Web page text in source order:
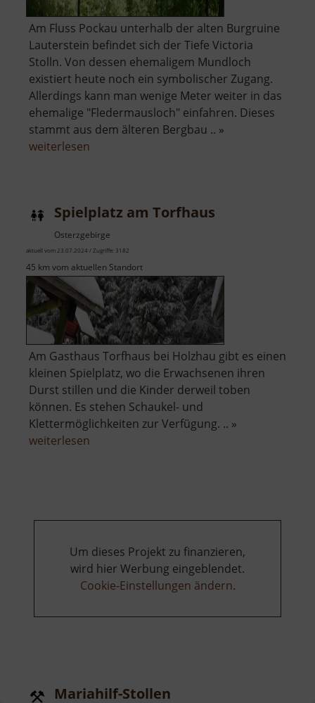
Am Fluss Pockau unterhalb der alten Burgruine
Lauterstein befindet sich der Tiefe Victoria
Stolln. Von dessen ehemaligem Mundloch
existiert heute noch ein symbolischer Zugang.
Allerdings kann man wenige Meter weiter in das
ehemalige "Fledermausloch" einfahren. Dieses
stammt aus dem älteren Bergbau .. »
weiterlesen
Spielplatz am Torfhaus
Osterzgebirge
aktuell vom 23.07.2024 / Zugriffe: 3182
45 km vom aktuellen Standort
Am Gasthaus Torfhaus bei Holzhau gibt es einen
kleinen Spielplatz, wo die Erwachsenen ihren
Durst stillen und die Kinder derweil toben
können. Es stehen Schaukel- und
Klettermöglichkeiten zur Verfügung. .. »
weiterlesen
Um dieses Projekt zu finanzieren,
wird hier Werbung eingeblendet.
Cookie-Einstellungen ändern.
Mariahilf-Stollen